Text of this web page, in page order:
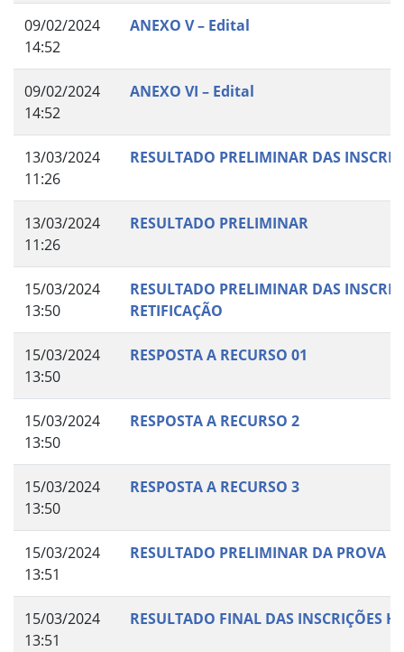
09/02/2024
14:52
ANEXO V – Edital
09/02/2024
14:52
ANEXO VI – Edital
13/03/2024
11:26
RESULTADO PRELIMINAR DAS
13/03/2024
11:26
RESULTADO PRELIMINAR
15/03/2024
13:50
RESULTADO PRELIMINAR DAS
RETIFICAÇÃO
15/03/2024
13:50
RESPOSTA A RECURSO 01
15/03/2024
13:50
RESPOSTA A RECURSO 2
15/03/2024
13:50
RESPOSTA A RECURSO 3
15/03/2024
13:51
RESULTADO PRELIMINAR DA PROVA
15/03/2024
13:51
RESULTADO FINAL DAS INSCRIÇÕES